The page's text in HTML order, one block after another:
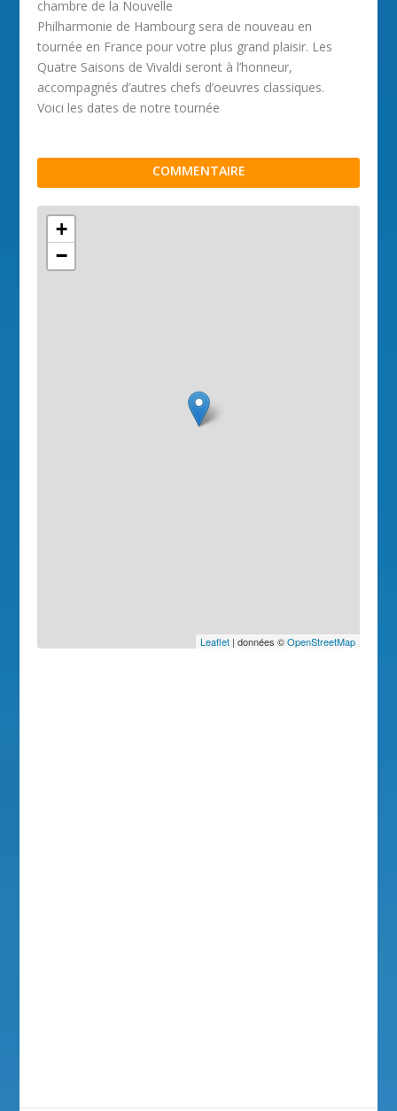
chambre de la Nouvelle
Philharmonie de Hambourg sera de nouveau en
tournée en France pour votre plus grand plaisir. Les
Quatre Saisons de Vivaldi seront à l’honneur,
accompagnés d’autres chefs d’oeuvres classiques.
Voici les dates de notre tournée
COMMENTAIRE
+
−
Leaflet| données ©OpenStreetMap